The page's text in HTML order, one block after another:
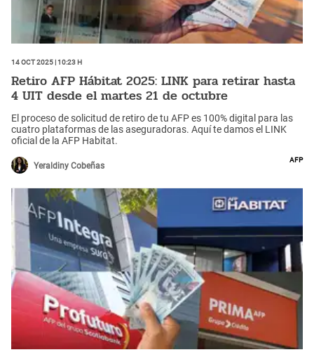
14 Oct 2025 | 10:23 h
Retiro AFP Hábitat 2025: LINK para retirar hasta
4 UIT desde el martes 21 de octubre
El proceso de solicitud de retiro de tu AFP es 100% digital para las
cuatro plataformas de las aseguradoras. Aquí te damos el LINK
oficial de la AFP Habitat.
Yeraldiny Cobeñas
AFP